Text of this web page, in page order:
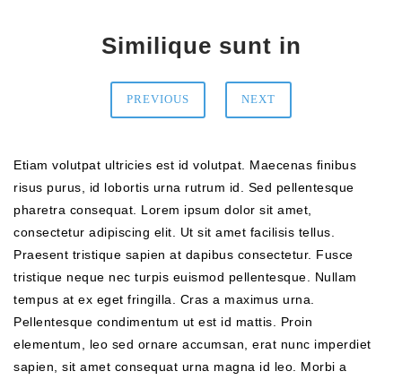
Similique sunt in
PREVIOUS NEXT
Etiam volutpat ultricies est id volutpat. Maecenas finibus
risus purus, id lobortis urna rutrum id. Sed pellentesque
pharetra consequat. Lorem ipsum dolor sit amet,
consectetur adipiscing elit. Ut sit amet facilisis tellus.
Praesent tristique sapien at dapibus consectetur. Fusce
tristique neque nec turpis euismod pellentesque. Nullam
tempus at ex eget fringilla. Cras a maximus urna.
Pellentesque condimentum ut est id mattis. Proin
elementum, leo sed ornare accumsan, erat nunc imperdiet
sapien, sit amet consequat urna magna id leo. Morbi a